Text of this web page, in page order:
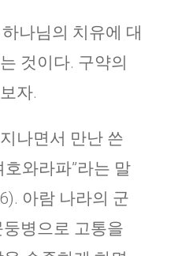
나님의 치유에 대
것이다. 구약의
자.
나면서 만난 쓴
와라파”라는 말
아람 나라의 군
병으로 고통을